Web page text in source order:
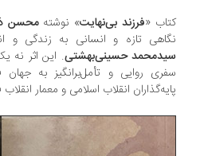
فرزند بی‌نهایت» نوشته‌ محسن
تازه و انسانی به زندگی و اندیشه‌
حسینی‌بهشتی. این اثر نه یک
روایی و تأمل‌برانگیز به جهان
انقلاب اسلامی و معمار انقلاب